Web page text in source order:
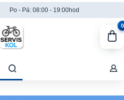
Po - Pá: 08:00 - 19:00hod
0